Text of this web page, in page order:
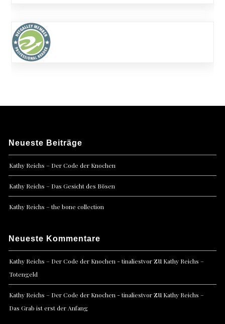
Neueste Beiträge
Kathy Reichs – Der Code der Knochen
Kathy Reichs – Das Gesicht des Bösen
Kathy Reichs – the bone collection
Neueste Kommentare
Kathy Reichs – Der Code der Knochen - tinaliestvorzu Kathy Reichs –
Totengeld
Kathy Reichs – Der Code der Knochen - tinaliestvorzu Kathy Reichs –
Das Grab ist erst der Anfang